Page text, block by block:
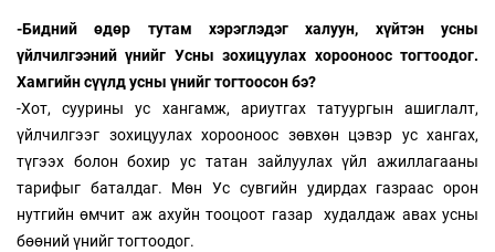
-Бидний өдөр тутам хэрэглэдэг халуун, хүйтэн усны
үйлчилгээний үнийг Усны зохицуулах хорооноос тогтоодог.
Хамгийн сүүлд усны үнийг тогтоосон бэ?
-Хот, суурины ус хангамж, ариутгах татуургын ашиглалт,
үйлчилгээг зохицуулах хорооноос зөвхөн цэвэр ус хангах,
түгээх болон бохир ус татан зайлуулах үйл ажиллагааны
тарифыг баталдаг. Мөн Ус сувгийн удирдах газраас орон
нутгийн өмчит аж ахуйн тооцоот газар худалдаж авах усны
бөөний үнийг тогтоодог.